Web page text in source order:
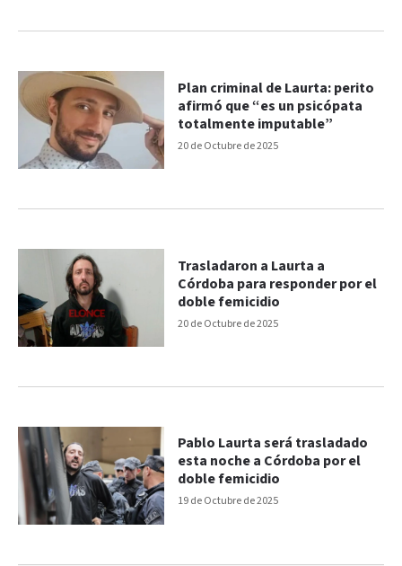
20 de Octubre de 2025
Plan criminal de Laurta: perito
afirmó que “es un psicópata
totalmente imputable”
20 de Octubre de 2025
Trasladaron a Laurta a
Córdoba para responder por el
doble femicidio
19 de Octubre de 2025
Pablo Laurta será trasladado
esta noche a Córdoba por el
doble femicidio